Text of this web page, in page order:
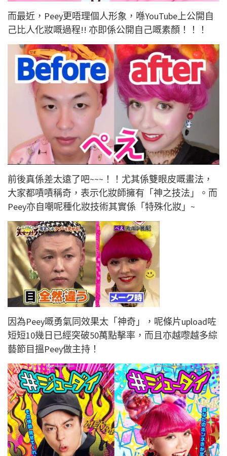
而最近，Peey更唔理個人形象，喺YouTube上公開自
己比人化妝嘅過程!! 亦即係公開自己嘅素顏！！！
前後真係差太遠了吧~~~！！尤其係雙眼皮嘅畫法，
大家都嘖嘖稱奇，表示化妝師擁有「神之技法」。而
Peey亦自嘲呢種化妝技術其實係「特殊化妝」~
因為Peey嘅勇氣同效果太「神奇」，呢條片upload咗
短短10幾日已經突破50萬點擊率，而且亦越嚟越多綜
藝節目搵Peey做主持！